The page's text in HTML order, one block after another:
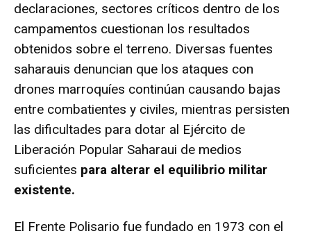
declaraciones, sectores críticos dentro de los
campamentos cuestionan los resultados
obtenidos sobre el terreno. Diversas fuentes
saharauis denuncian que los ataques con
drones marroquíes continúan causando bajas
entre combatientes y civiles, mientras persisten
las dificultades para dotar al Ejército de
Liberación Popular Saharaui de medios
suficientes para alterar el equilibrio militar
existente.
El Frente Polisario fue fundado en 1973 con el